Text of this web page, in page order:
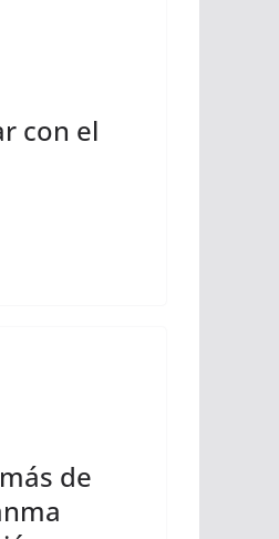
con el
de